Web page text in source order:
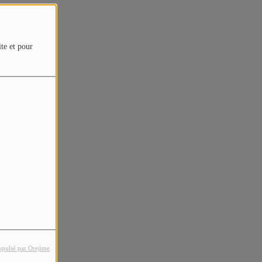
et pour
par Orejime